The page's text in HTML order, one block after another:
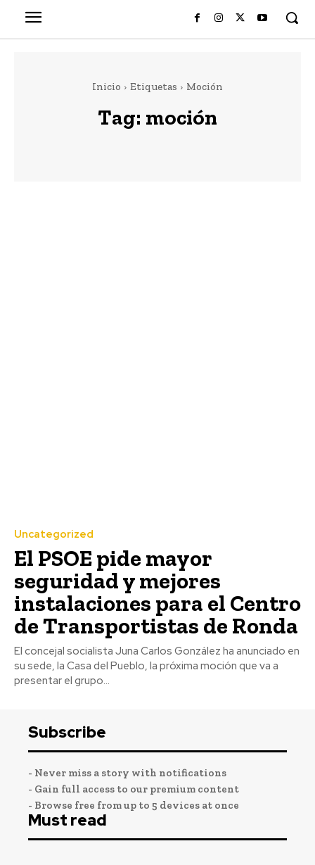
Inicio Etiquetas Moción
Tag: moción
Uncategorized
El PSOE pide mayor
seguridad y mejores
instalaciones para el Centro
de Transportistas de Ronda
El concejal socialista Juna Carlos González ha anunciado en
su sede, la Casa del Pueblo, la próxima moción que va a
presentar el grupo...
Subscribe
- Never miss a story with notifications
- Gain full access to our premium content
- Browse free from up to 5 devices at once
Must read